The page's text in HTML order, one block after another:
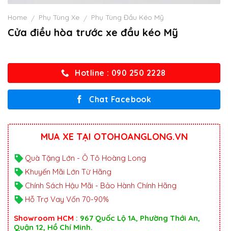
Home / Phụ Tùng Xe / Phụ Tùng Đầu Kéo Mỹ
Cửa điều hòa trước xe đầu kéo Mỹ
Hotline : 090 250 2228
Chat Facebook
MUA XE TẠI OTOHOANGLONG.VN
Quà Tặng Lớn - Ô Tô Hoàng Long
Khuyến Mãi Lớn Từ Hãng
Chính Sách Hậu Mãi - Bảo Hành Chính Hãng
Hỗ Trợ Vay Vốn 70-90%
Showroom HCM : 967 Quốc Lộ 1A, Phường Thới An,
Quận 12, Hồ Chí Minh.